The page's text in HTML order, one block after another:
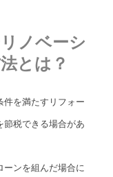
ノベーシ
とは？
件を満たすリフォー
節税できる場合があ
ーンを組んだ場合に